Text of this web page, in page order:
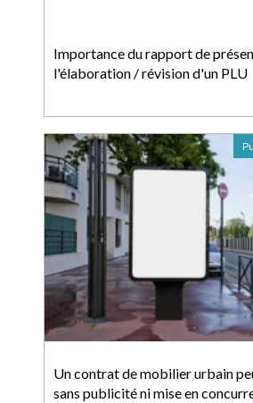
Importance du rapport de
l'élaboration / révision d'un PLU
Un contrat de mobilier urbain
sans publicité ni mise en